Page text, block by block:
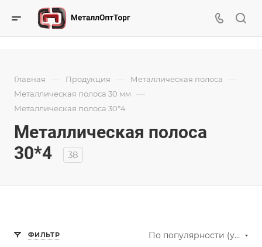
Главная — Продукция — Металлическая полоса —
Металлическая полоса 30 мм —
Металлическая полоса 30*4
Металлическая полоса
30*4
38
ФИЛЬТР По популярности (убывание)